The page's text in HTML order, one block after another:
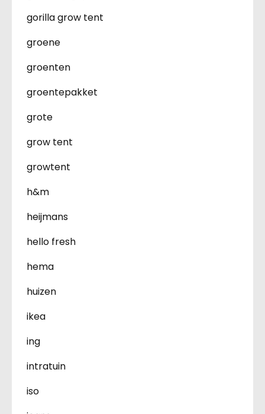
gorilla grow tent
groene
groenten
groentepakket
grote
grow tent
growtent
h&m
heijmans
hello fresh
hema
huizen
ikea
ing
intratuin
iso